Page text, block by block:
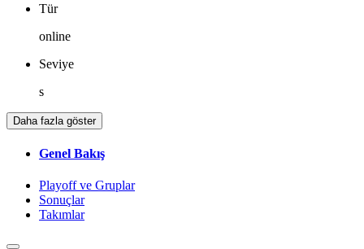
Tür
online
Seviye
s
Daha fazla göster
Genel Bakış
Playoff ve Gruplar
Sonuçlar
Takımlar